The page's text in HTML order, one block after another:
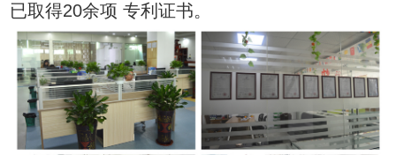
已取得20余项 专利证书。